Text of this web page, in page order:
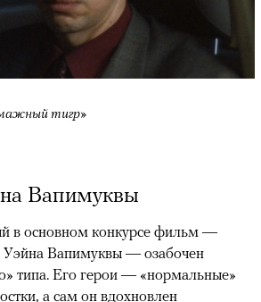
тигр»
Вапимуквы
в основном конкурсе фильм —
Уэйна Вапимуквы — озабочен
типа. Его герои — «нормальные»
а сам он вдохновлен